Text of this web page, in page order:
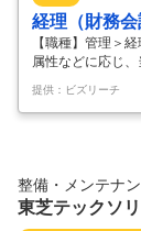
経理（財務
【職種】管理＞
属性などに応じ
る場合がありま
気・社会インフ
れに伴い事務部
う次世代リーダ
であり、将来的
織紹介】 当社は
施設の保守・メ …
提供：ビズリーチ
整備・メンテナ
東芝テックソ